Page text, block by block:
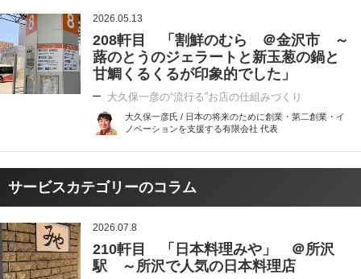
2026.05.13
208軒目 「割鮮のむら ＠金沢市 ～
蕗のとうのジェラートと新玉葱の鍋と
甘鯛くるくるが印象的でした」
大久保一彦の“流行る”お店の仕組みづくり
大久保一彦氏 / 日本の将来のために創業・第二創業・イ
ノベーションを支援する有限会社 代表
サービスカテゴリーのコラム
2026.07.8
210軒目 「日本料理みや」 ＠所沢
駅 ～所沢で人気の日本料理店